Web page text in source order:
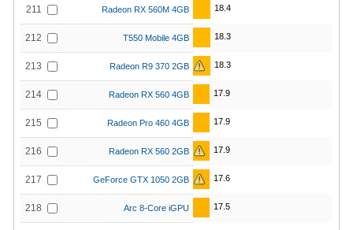
211 Radeon RX 560M 4GB 18.4
212 T550 Mobile 4GB 18.3
213 Radeon R9 370 2GB 18.3
214 Radeon RX 560 4GB 17.9
215 Radeon Pro 460 4GB 17.9
216 Radeon RX 560 2GB 17.9
217 GeForce GTX 1050 2GB 17.6
218 Arc 8-Core iGPU 17.5